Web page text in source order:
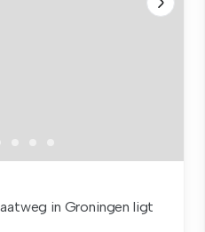
in Groningen ligt